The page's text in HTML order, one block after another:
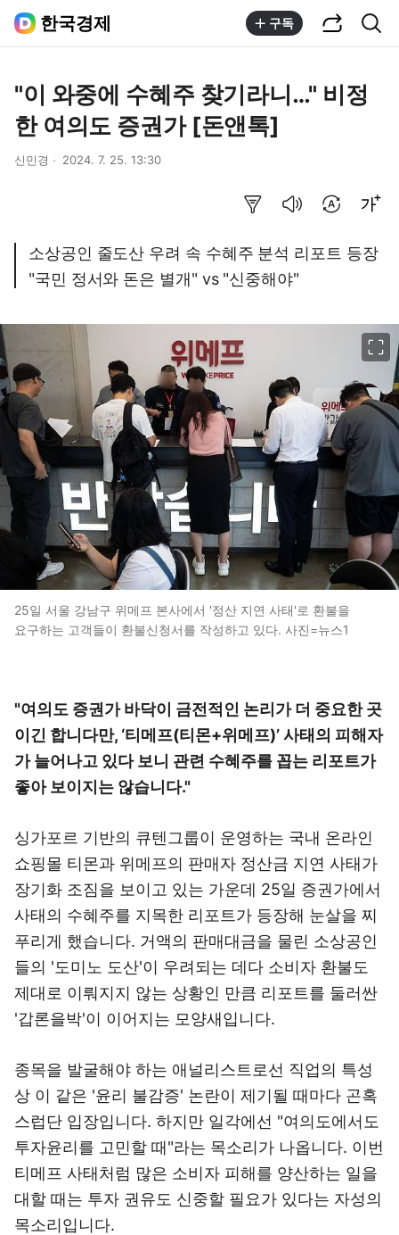
한국경제 구독
"이 와중에 수혜주 찾기라니…" 비정
한 여의도 증권가 [돈앤톡]
신민경 2024. 7. 25. 13:30
소상공인 줄도산 우려 속 수혜주 분석 리포트 등장
"국민 정서와 돈은 별개" vs "신중해야"
25일 서울 강남구 위메프 본사에서 '정산 지연 사태'로 환불을
요구하는 고객들이 환불신청서를 작성하고 있다. 사진=뉴스1
"여의도 증권가 바닥이 금전적인 논리가 더 중요한 곳
이긴 합니다만, ‘티메프(티몬+위메프)’ 사태의 피해자
가 늘어나고 있다 보니 관련 수혜주를 꼽는 리포트가
좋아 보이지는 않습니다."
싱가포르 기반의 큐텐그룹이 운영하는 국내 온라인
쇼핑몰 티몬과 위메프의 판매자 정산금 지연 사태가
장기화 조짐을 보이고 있는 가운데 25일 증권가에서
사태의 수혜주를 지목한 리포트가 등장해 눈살을 찌
푸리게 했습니다. 거액의 판매대금을 물린 소상공인
들의 '도미노 도산'이 우려되는 데다 소비자 환불도
제대로 이뤄지지 않는 상황인 만큼 리포트를 둘러싼
'갑론을박'이 이어지는 모양새입니다.
종목을 발굴해야 하는 애널리스트로선 직업의 특성
상 이 같은 '윤리 불감증' 논란이 제기될 때마다 곤혹
스럽단 입장입니다. 하지만 일각에선 "여의도에서도
투자윤리를 고민할 때"라는 목소리가 나옵니다. 이번
티메프 사태처럼 많은 소비자 피해를 양산하는 일을
대할 때는 투자 권유도 신중할 필요가 있다는 자성의
목소리입니다.